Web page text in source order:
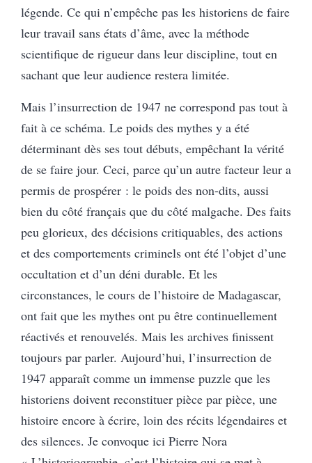
légende. Ce qui n’empêche pas les historiens de faire
leur travail sans états d’âme, avec la méthode
scientifique de rigueur dans leur discipline, tout en
sachant que leur audience restera limitée.
Mais l’insurrection de 1947 ne correspond pas tout à
fait à ce schéma. Le poids des mythes y a été
déterminant dès ses tout débuts, empêchant la vérité
de se faire jour. Ceci, parce qu’un autre facteur leur a
permis de prospérer : le poids des non-dits, aussi
bien du côté français que du côté malgache. Des faits
peu glorieux, des décisions critiquables, des actions
et des comportements criminels ont été l’objet d’une
occultation et d’un déni durable. Et les
circonstances, le cours de l’histoire de Madagascar,
ont fait que les mythes ont pu être continuellement
réactivés et renouvelés. Mais les archives finissent
toujours par parler. Aujourd’hui, l’insurrection de
1947 apparaît comme un immense puzzle que les
historiens doivent reconstituer pièce par pièce, une
histoire encore à écrire, loin des récits légendaires et
des silences. Je convoque ici Pierre Nora